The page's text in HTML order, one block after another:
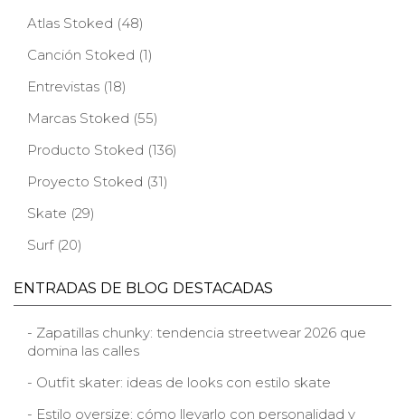
Atlas Stoked (48)
Canción Stoked (1)
Entrevistas (18)
Marcas Stoked (55)
Producto Stoked (136)
Proyecto Stoked (31)
Skate (29)
Surf (20)
ENTRADAS DE BLOG DESTACADAS
- Zapatillas chunky: tendencia streetwear 2026 que
domina las calles
- Outfit skater: ideas de looks con estilo skate
- Estilo oversize: cómo llevarlo con personalidad y